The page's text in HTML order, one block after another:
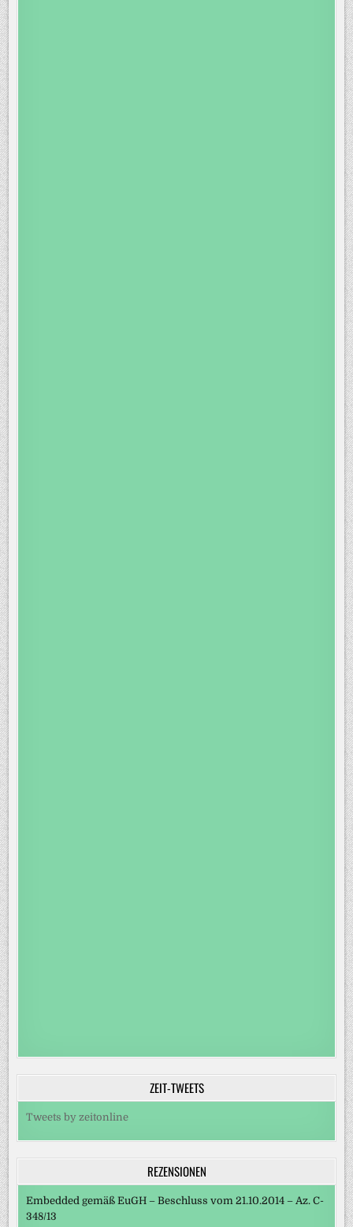
ZEIT-TWEETS
Tweets by zeitonline
REZENSIONEN
Embedded gemäß EuGH – Beschluss vom 21.10.2014 – Az. C-
348/13